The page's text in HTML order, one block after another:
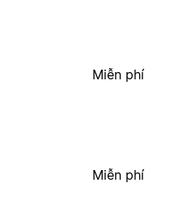
Miễn phí
Miễn phí